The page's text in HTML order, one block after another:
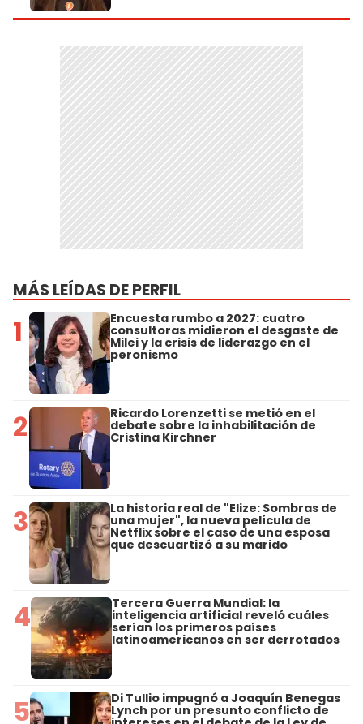
MÁS LEÍDAS DE PERFIL
1 Encuesta rumbo a 2027: cuatro
consultoras midieron el desgaste de
Milei y la crisis de liderazgo en el
peronismo
2 Ricardo Lorenzetti se metió en el
debate sobre la inhabilitación de
Cristina Kirchner
3 La historia real de "Elize: Sombras de
una mujer", la nueva película de
Netflix sobre el caso de una esposa
que descuartizó a su marido
4 Tercera Guerra Mundial: la
inteligencia artificial reveló cuáles
serían los primeros países
latinoamericanos en ser derrotados
5 Di Tullio impugnó a Joaquín Benegas
Lynch por un presunto conflicto de